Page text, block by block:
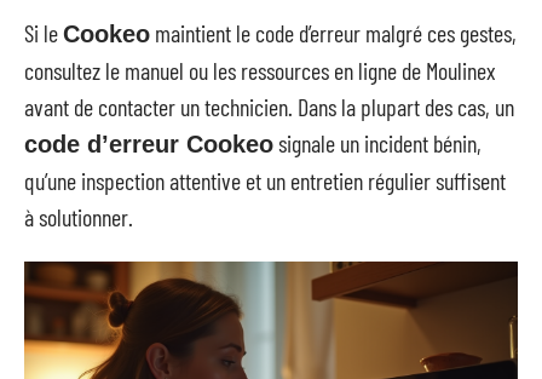
Si leCookeo maintient le code d’erreur malgré ces gestes,
consultez le manuel ou les ressources en ligne de Moulinex
avant de contacter un technicien. Dans la plupart des cas, un
code d’erreur Cookeosignale un incident bénin,
qu’une inspection attentive et un entretien régulier suffisent
à solutionner.